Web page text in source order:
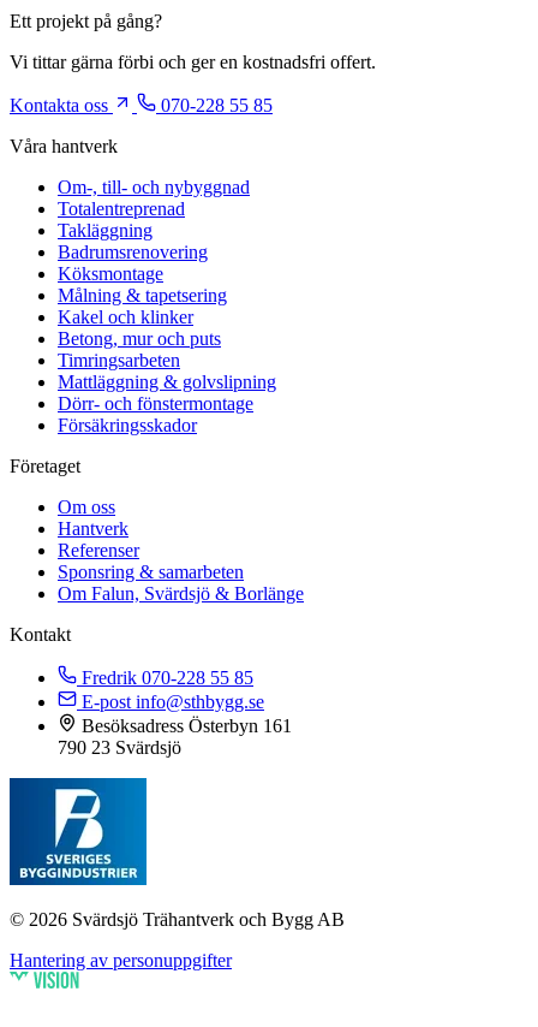
Ett projekt på gång?
Vi tittar gärna förbi och ger en kostnadsfri offert.
Kontakta oss
070-228 55 85
Våra hantverk
Om-, till- och nybyggnad
Totalentreprenad
Takläggning
Badrumsrenovering
Köksmontage
Målning & tapetsering
Kakel och klinker
Betong, mur och puts
Timringsarbeten
Mattläggning & golvslipning
Dörr- och fönstermontage
Försäkringsskador
Företaget
Om oss
Hantverk
Referenser
Sponsring & samarbeten
Om Falun, Svärdsjö & Borlänge
Kontakt
Fredrik 070-228 55 85
E-post info@sthbygg.se
Besöksadress Österbyn 161
790 23 Svärdsjö
© 2026 Svärdsjö Trähantverk och Bygg AB
Hantering av personuppgifter